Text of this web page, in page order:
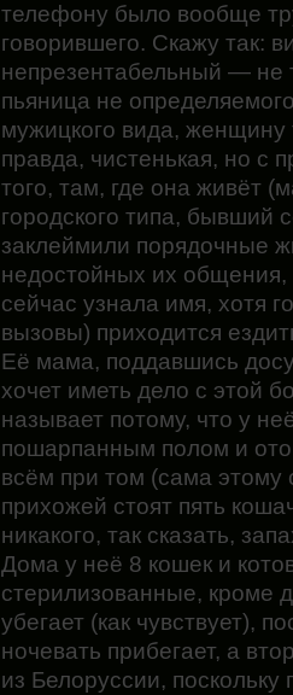
телефону было вообще
говорившего. Скажу так:
непрезентабельный — не
пьяница не
мужицкого вида, женщину
правда, чистенькая, но с
того, там, где она живёт
городского типа, бывший
заклеймили порядочные
недостойных их
сейчас узнала имя, хотя
вызовы) приходится
Её мама, поддавшись
хочет иметь дело с этой
называет потому, что у
пошарпанным полом и
всём при том (сама этому
прихожей стоят пять
никакого, так сказать,
Дома у неё 8 кошек и
стерилизованные, кроме
убегает (как чувствует),
ночевать прибегает, а
из Белоруссии,